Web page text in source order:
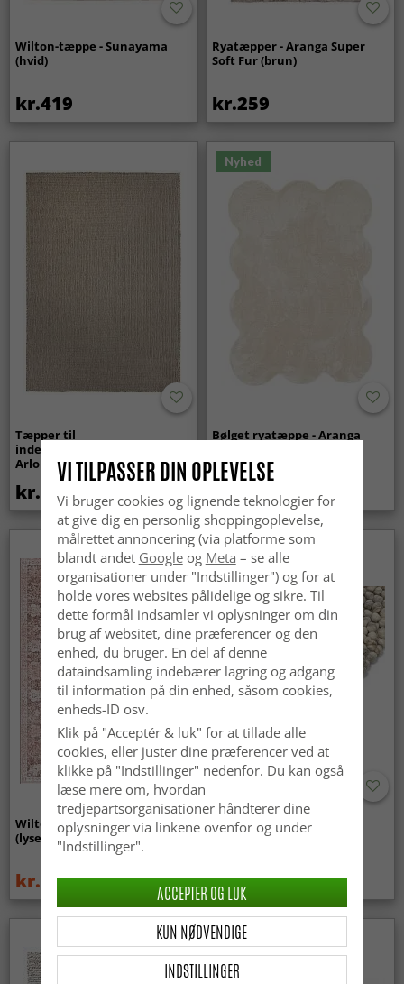
Wilton-tæppe - Sunayama
(hvid)
kr.419
Ryatæpper - Aranga Super
Soft Fur (brun)
kr.259
Tæpper til
indendørs/udendørs brug -
Arlo (beige)
kr.439
Nyhed
Bølget ryatæppe - Aranga
kr.369
Wilton-tæppe - Gombalia
(lyserød)
kr.329 kr.439
Nyhed
Uldtæppe - Avafors Wool
Bubble (grå/beige)
kr.719
VI TILPASSER DIN OPLEVELSE
Vi bruger cookies og lignende teknologier for
at give dig en personlig shoppingoplevelse,
målrettet annoncering (via platforme som
blandt andet Googleog Meta – se alle
organisationer under "Indstillinger") og for at
holde vores websites pålidelige og sikre. Til
dette formål indsamler vi oplysninger om din
brug af websitet, dine præferencer og den
enhed, du bruger. En del af denne
dataindsamling indebærer lagring og adgang
til information på din enhed, såsom cookies,
enheds-ID osv.
Klik på "Acceptér & luk" for at tillade alle
cookies, eller juster dine præferencer ved at
klikke på "Indstillinger" nedenfor. Du kan også
læse mere om, hvordan
tredjepartsorganisationer håndterer dine
oplysninger via linkene ovenfor og under
"Indstillinger".
INDSTILLINGER
KUN NØDVENDIGE
ACCEPTER OG LUK